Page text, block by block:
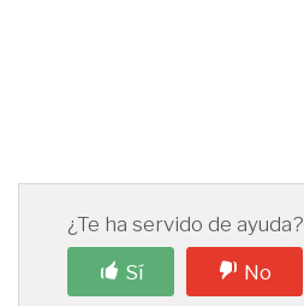
¿Te ha servido de ayuda?
Sí
No